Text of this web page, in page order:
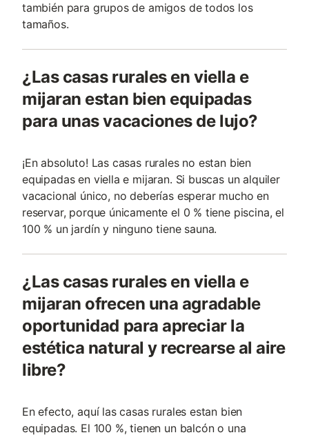
también para grupos de amigos de todos los
tamaños.
¿Las casas rurales en viella e
mijaran estan bien equipadas
para unas vacaciones de lujo?
¡En absoluto! Las casas rurales no estan bien
equipadas en viella e mijaran. Si buscas un alquiler
vacacional único, no deberías esperar mucho en
reservar, porque únicamente el 0 % tiene piscina, el
100 % un jardín y ninguno tiene sauna.
¿Las casas rurales en viella e
mijaran ofrecen una agradable
oportunidad para apreciar la
estética natural y recrearse al aire
libre?
En efecto, aquí las casas rurales estan bien
equipadas. El 100 %, tienen un balcón o una